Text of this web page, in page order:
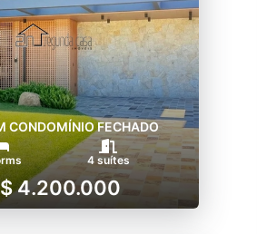
CONDOMÍNIO FECHADO
4 suítes
4.200.000